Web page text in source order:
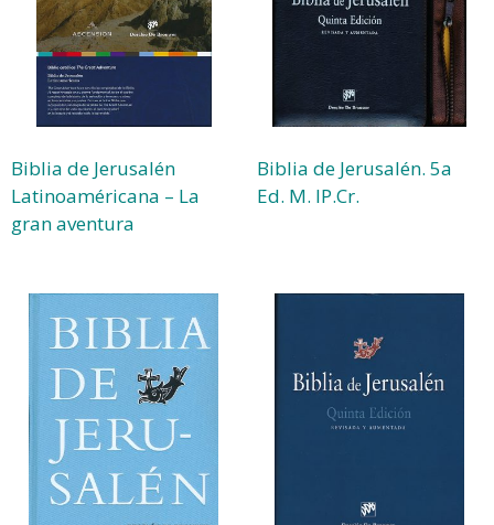
Biblia de Jerusalén
Latinoaméricana – La
gran aventura
Biblia de Jerusalén. 5a
Ed. M. IP.Cr.